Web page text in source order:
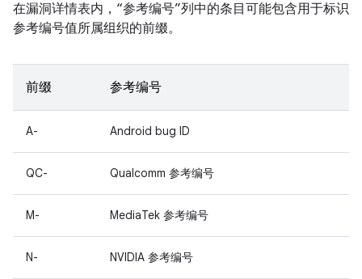
在漏洞详情表内，“参考编号”列中的条目可能包含用于标识
参考编号值所属组织的前缀。
前缀 参考编号
A- Android bug ID
QC- Qualcomm 参考编号
M- MediaTek 参考编号
N- NVIDIA 参考编号